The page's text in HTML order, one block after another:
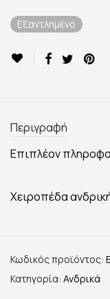
Εξαντλημένο
Περιγραφή
Επιπλέον
Χειροπέδα
Κωδικός προϊόντος:
Κατηγορία: Ανδρικά